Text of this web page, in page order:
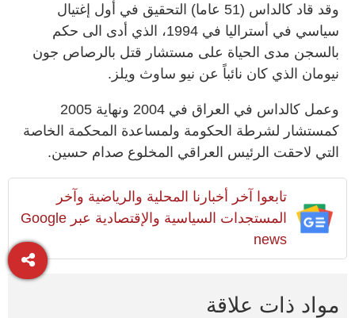
وقد قاد كالداس (51 عاما) التحقيق في أول إغتيال
سياسي في أستراليا في 1994، الذي أدى الى حكم
بالسجن مدى الحياة على مستشار قتل بالرصاص جون
نيومان الذي كان نائباً عن نيو ساوث ويلز.
وعمل كالداس في العراق في 2004 ونهاية 2005
كمستشار لشرطة الحكومة ولمساعدة المحكمة الخاصة
التي لاحقت الرئيس العراقي المخلوع صدام حسين.
تابعوا آخر أخبارنا المحلية والرياضية وآخر
المستجدات السياسية والإقتصادية عبر Google
news
مواد ذات علاقة